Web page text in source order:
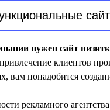
нужен сайт
клиентов
вам понадобится
рекламного